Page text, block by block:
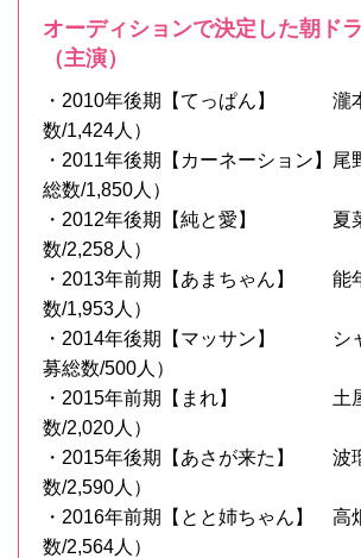
オーディションで決定した朝ド
（主演）
・2010年後期【てっぱん】 瀧
数/1,424人）
・2011年後期【カーネーション】尾
総数/1,850人）
・2012年後期【純と愛】 夏
数/2,258人）
・2013年前期【あまちゃん】 能
数/1,953人）
・2014年後期【マッサン】 シ
募総数/500人）
・2015年前期【まれ】 土屋
数/2,020人）
・2015年後期【あさが来た】 波
数/2,590人）
・2016年前期【とと姉ちゃん】 高
数/2,564人）